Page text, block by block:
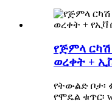
የጅምላ
ወረቀት +
የትውልድ ቦታ፡
የሞዴል ቁጥር፡